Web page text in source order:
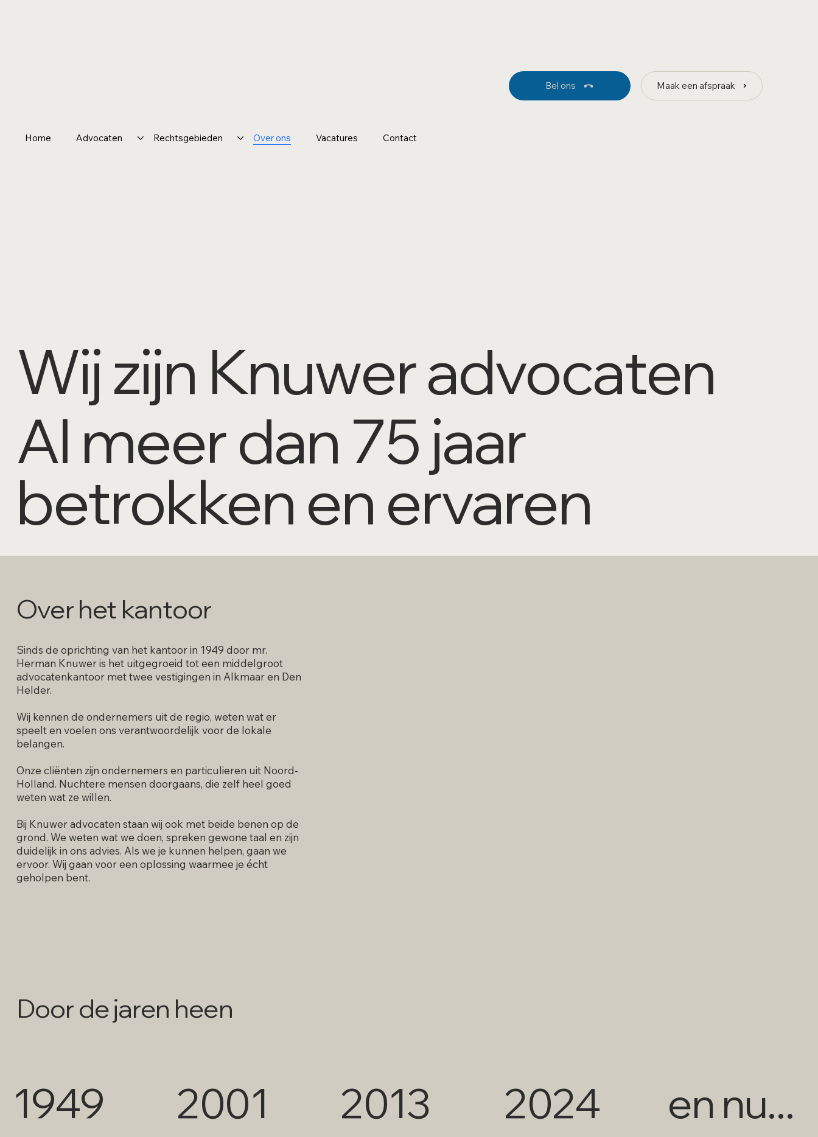
Home Advocaten Rechtsgebieden Over ons Vacatures Contact
Bel ons Maak een afspraak
Wij zijn Knuwer advocaten
Al meer dan 75 jaar
betrokken en ervaren
Over het kantoor
Sinds de oprichting van het kantoor in 1949 door mr.
Herman Knuwer is het uitgegroeid tot een middelgroot
advocatenkantoor met twee vestigingen in Alkmaar en Den
Helder.
Wij kennen de ondernemers uit de regio, weten wat er
speelt en voelen ons verantwoordelijk voor de lokale
belangen.
Onze cliënten zijn ondernemers en particulieren uit Noord-
Holland. Nuchtere mensen doorgaans, die zelf heel goed
weten wat ze willen.
Bij Knuwer advocaten staan wij ook met beide benen op de
grond. We weten wat we doen, spreken gewone taal en zijn
duidelijk in ons advies. Als we je kunnen helpen, gaan we
ervoor. Wij gaan voor een oplossing waarmee je écht
geholpen bent.
Door de jaren heen
1949 2001 2013 2024 en nu...